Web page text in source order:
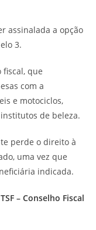
assinalada a opção
3.
fiscal, que
com a
e motociclos,
de beleza.
perde o direito à
uma vez que
indicada.
TSF – Conselho Fiscal